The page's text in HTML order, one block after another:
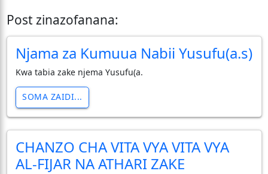
Post zinazofanana:
Njama za Kumuua Nabii Yusufu(a.s)
Kwa tabia zake njema Yusufu(a.
SOMA ZAIDI...
CHANZO CHA VITA VYA VITA VYA
AL-FIJAR NA ATHARI ZAKE